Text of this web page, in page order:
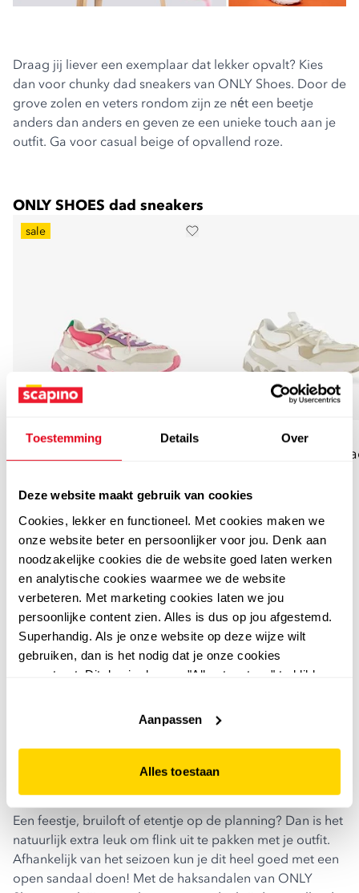
Toestemming Details Over
Deze website maakt gebruik van cookies
Cookies, lekker en functioneel. Met cookies maken we
onze website beter en persoonlijker voor jou. Denk aan
noodzakelijke cookies die de website goed laten werken
en analytische cookies waarmee we de website
verbeteren. Met marketing cookies laten we jou
persoonlijke content zien. Alles is dus op jou afgestemd.
Superhandig. Als je onze website op deze wijze wilt
gebruiken, dan is het nodig dat je onze cookies
accepteert. Dit doe je door op "Alles toestaan" te klikken.
website niet optimaal functioneert.
Aanpassen
Alles toestaan
Draag jij liever een exemplaar dat lekker opvalt? Kies
dan voor chunky dad sneakers van ONLY Shoes. Door de
grove zolen en veters rondom zijn ze nét een beetje
anders dan anders en geven ze een unieke touch aan je
outfit. Ga voor casual beige of opvallend roze.
ONLY SHOES dad sneakers
sale
Only Shoes
59,991900
ONLY Shoes dames
59,9919
Een feestje, bruiloft of etentje op de planning? Dan is het
natuurlijk extra leuk om flink uit te pakken met je outfit.
Afhankelijk van het seizoen kun je dit heel goed met een
open sandaal doen! Met de haksandalen van ONLY